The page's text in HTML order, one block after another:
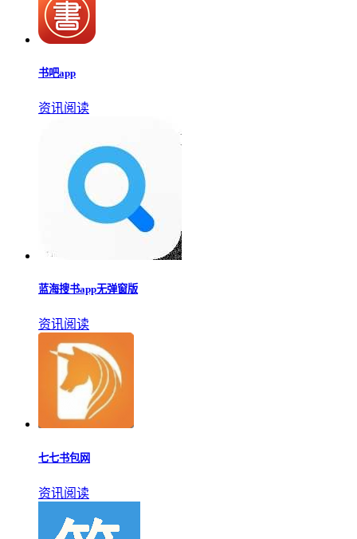
书吧app
资讯阅读
蓝海搜书app无弹窗版
资讯阅读
七七书包网
资讯阅读